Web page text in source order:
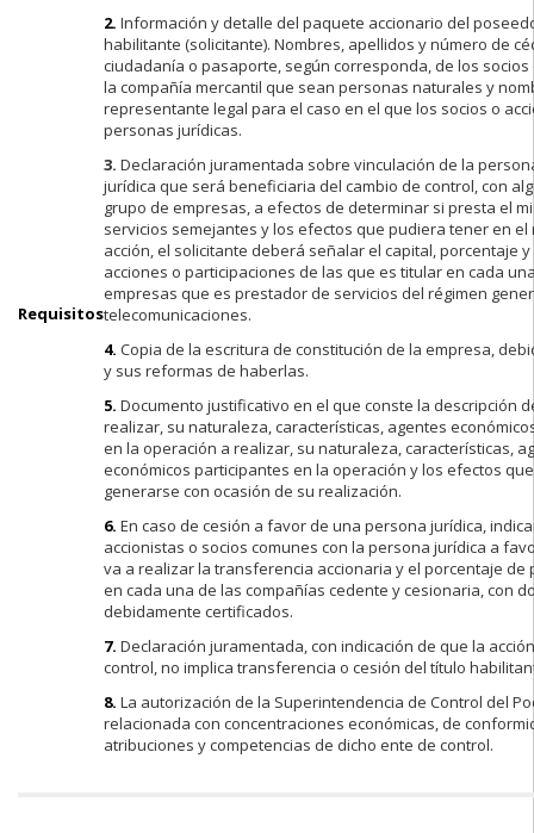
Requisitos
2. Información y detalle del paquete accionario del
habilitante (solicitante). Nombres, apellidos y número de
ciudadanía o pasaporte, según corresponda, de los socios
la compañía mercantil que sean personas naturales y
representante legal para el caso en el que los socios o
personas jurídicas.
3. Declaración juramentada sobre vinculación de la
jurídica que será beneficiaria del cambio de control, con
grupo de empresas, a efectos de determinar si presta el
servicios semejantes y los efectos que pudiera tener en el
acción, el solicitante deberá señalar el capital, porcentaje
acciones o participaciones de las que es titular en cada
empresas que es prestador de servicios del régimen
telecomunicaciones.
4. Copia de la escritura de constitución de la empresa,
y sus reformas de haberlas.
5. Documento justificativo en el que conste la descripción
realizar, su naturaleza, características, agentes
en la operación a realizar, su naturaleza, características,
económicos participantes en la operación y los efectos
generarse con ocasión de su realización.
6. En caso de cesión a favor de una persona jurídica,
accionistas o socios comunes con la persona jurídica a
va a realizar la transferencia accionaria y el porcentaje de
en cada una de las compañías cedente y cesionaria, con
debidamente certificados.
7. Declaración juramentada, con indicación de que la
control, no implica transferencia o cesión del título
8. La autorización de la Superintendencia de Control del
relacionada con concentraciones económicas, de
atribuciones y competencias de dicho ente de control.